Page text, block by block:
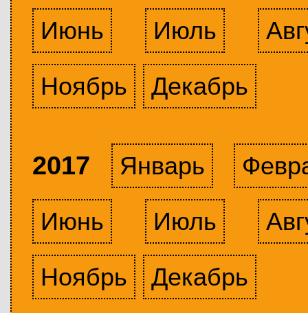
Июнь
Июль
Ноябрь
Декабрь
2017 Январь
Июнь
Июль
Ноябрь
Декабрь